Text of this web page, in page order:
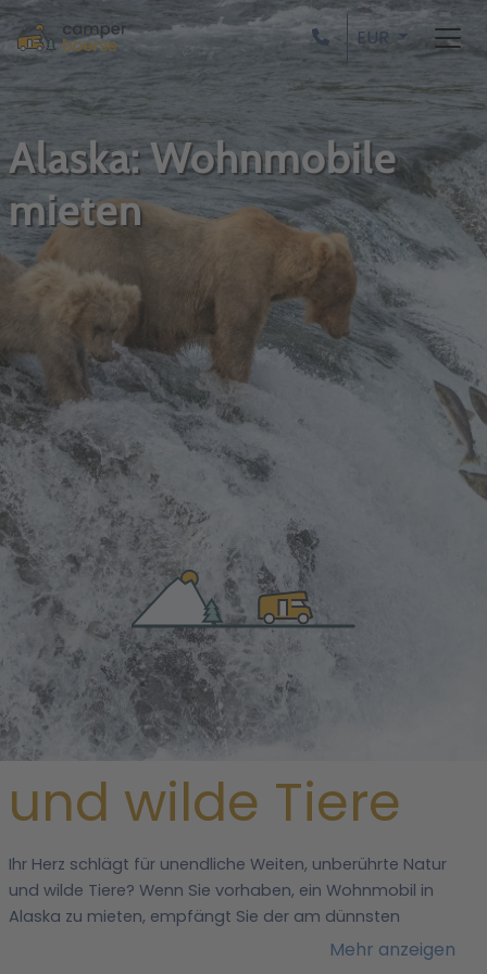
EUR
Alaska: Wohnmobile
mieten
/ USA / Alaska
Unberührte Natur
und wilde Tiere
Ihr Herz schlägt für unendliche Weiten, unberührte Natur
und wilde Tiere? Wenn Sie vorhaben, ein Wohnmobil in
Alaska zu mieten, empfängt Sie der am dünnsten
besiedelte US-Bundesstaat mit Vielfältigkeit. Das Ziel der
Mehr anzeigen